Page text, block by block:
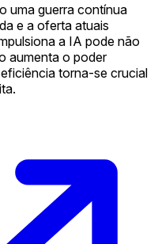
uma guerra contínua
e a oferta atuais
a IA pode não
aumenta o poder
torna-se crucial